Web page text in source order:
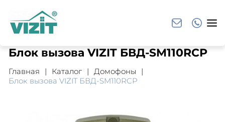
Блок вызова VIZIT БВД-SM110RCP
Главная Каталог
Домофоны
Блок вызова VIZIT БВД-SM110RCP